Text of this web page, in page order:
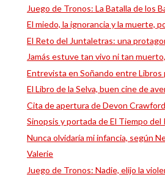
Juego de Tronos: La Batalla de los
El miedo, la ignorancia y la muerte,
El Reto del Juntaletras: una
Jamás estuve tan vivo ni tan
Entrevista en Soñando entre Libros
El Libro de la Selva, buen cine de
Cita de apertura de Devon
Sinopsis y portada de El Tiempo del
Nunca olvidaría mi infancia, según
Valerie
Juego de Tronos: Nadie, elijo la